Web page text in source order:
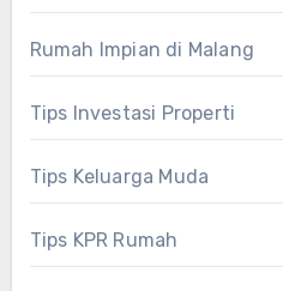
Rumah Impian di Malang
Tips Investasi Properti
Tips Keluarga Muda
Tips KPR Rumah